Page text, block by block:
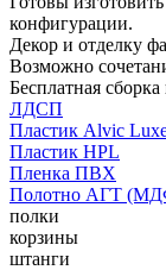
конфигурации.
Декор и отделку
Возможно
Бесплатная
ЛДСП
Пластик Alvic
Пластик HPL
Пленка ПВХ
Полотно АГТ
полки
корзины
штанги